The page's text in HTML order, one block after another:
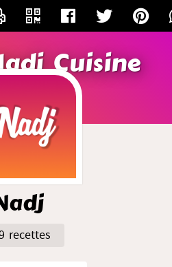
Cuisine
recettes
CONTACTER NADJ